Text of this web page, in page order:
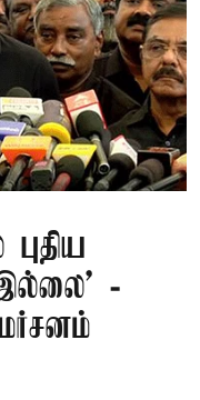
இல்லை' -